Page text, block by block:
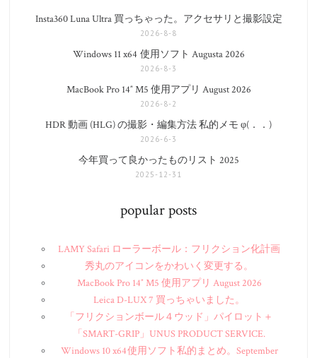
Insta360 Luna Ultra 買っちゃった。アクセサリと撮影設定
2026-8-8
Windows 11 x64 使用ソフト Augusta 2026
2026-8-3
MacBook Pro 14″ M5 使用アプリ August 2026
2026-8-2
HDR 動画 (HLG) の撮影・編集方法 私的メモ φ(．．)
2026-6-3
今年買って良かったものリスト 2025
2025-12-31
popular posts
LAMY Safari ローラーボール：フリクション化計画
秀丸のアイコンをかわいく変更する。
MacBook Pro 14″ M5 使用アプリ August 2026
Leica D-LUX 7 買っちゃいました。
「フリクションボール４ウッド」パイロット＋
「SMART-GRIP」UNUS PRODUCT SERVICE.
Windows 10 x64 使用ソフト私的まとめ。September